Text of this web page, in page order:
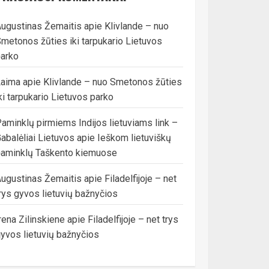
Žemaitis apie Klivlande – nuo
žūties iki tarpukario Lietuvos
apie Klivlande – nuo Smetonos žūties
tarpukario Lietuvos parko
pirmiems Indijos lietuviams link –
Lietuvos apie Ieškom lietuviškų
Taškento kiemuose
Žemaitis apie Filadelfijoje – net
gyvos lietuvių bažnyčios
Zilinskiene apie Filadelfijoje – net trys
lietuvių bažnyčios